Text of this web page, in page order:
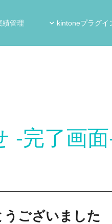
績管理 kintoneプラグイ
-完了画
ございました